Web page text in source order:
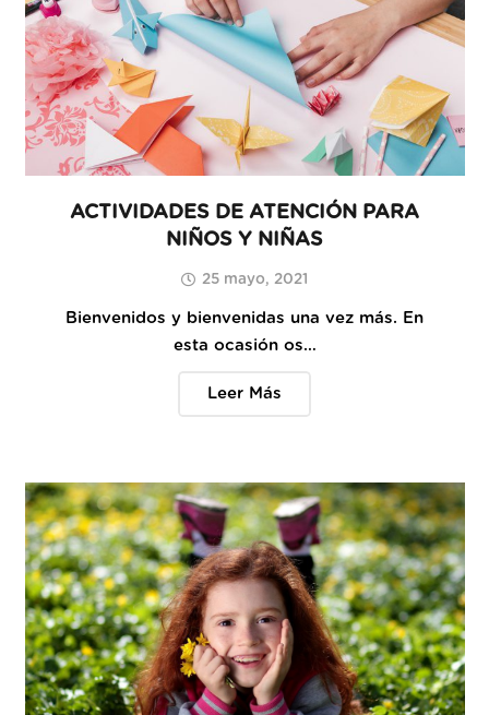
ACTIVIDADES DE ATENCIÓN PARA
NIÑOS Y NIÑAS
25 mayo, 2021
Bienvenidos y bienvenidas una vez más. En
esta ocasión os…
Leer Más